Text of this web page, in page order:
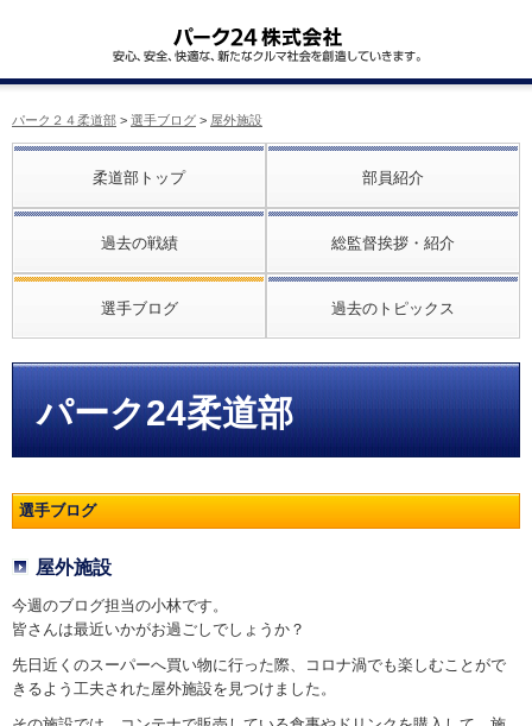
パーク２４柔道部 > 選手ブログ > 屋外施設
柔道部トップ 部員紹介
過去の戦績 総監督挨拶・紹介
選手ブログ 過去のトピックス
パーク24柔道部
選手ブログ
屋外施設
今週のブログ担当の小林です。
皆さんは最近いかがお過ごしでしょうか？
先日近くのスーパーへ買い物に行った際、コロナ渦でも楽しむことがで
きるよう工夫された屋外施設を見つけました。